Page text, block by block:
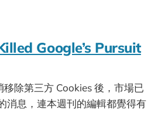
Google’s Pursuit
移除第三方 Cookies 後，市場已
消息，連本週刊的編輯都覺得有